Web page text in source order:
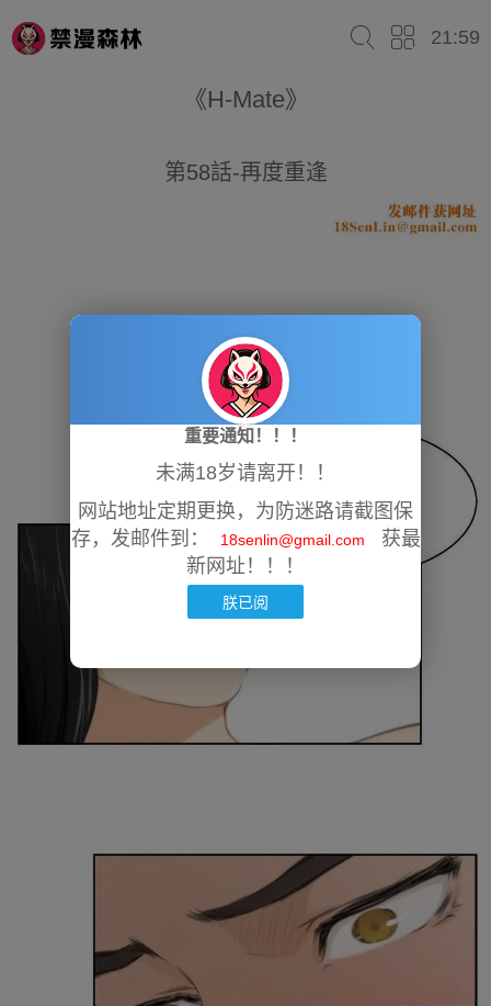
21:59
《H-Mate》
第58話-再度重逢
重要通知！！！
未满18岁请离开！！
网站地址定期更换，为防迷路请截图保
存，发邮件到：
18senlin@gmail.com
获最
新网址！！！
朕已阅